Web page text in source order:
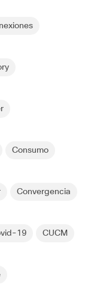
Consumo
Convergencia
19 CUCM